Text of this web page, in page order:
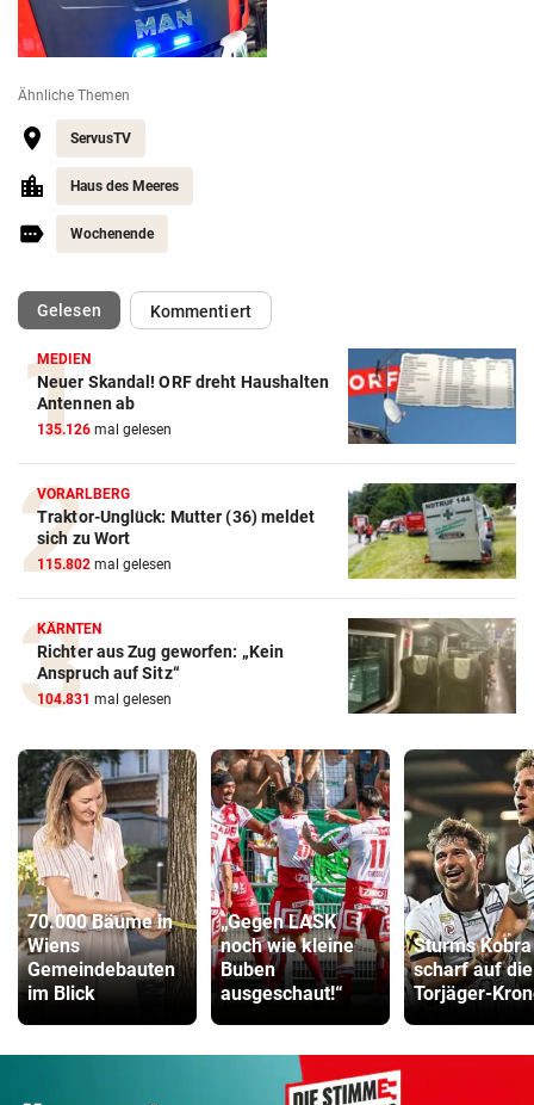
Ähnliche Themen
ServusTV
Haus des Meeres
Wochenende
Gelesen(ausgewählt)Kommentiert
MEDIEN
Neuer Skandal! ORF dreht Haushalten
Antennen ab
135.126 mal gelesen
VORARLBERG
Traktor-Unglück: Mutter (36) meldet
sich zu Wort
115.802 mal gelesen
KÄRNTEN
Richter aus Zug geworfen: „Kein
Anspruch auf Sitz“
104.831 mal gelesen
70.000 Bäume in
Wiens
Gemeindebauten
im Blick
„Gegen LASK
noch wie kleine
Buben
ausgeschaut!“
Sturms
scharf auf die
Torjäger-